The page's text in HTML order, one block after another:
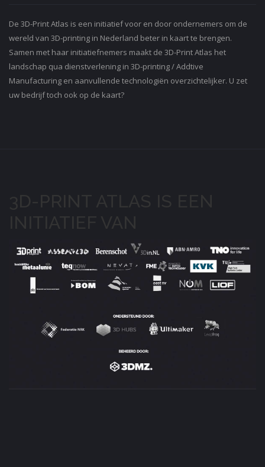
De 3D-Print Atlas is een initiatief voor en door ondernemers om de
wereld van 3D-printing in Nederland beter in kaart te brengen.
Samen met haar initiatiefnemers maakt de 3D-Print Atlas het
landschap qua dienstverlening in 3D-printing / Addtive
Manufacturing en aanvullende technologiën overzichtelijker. U zet
uw bedrijf toch ook op de kaart?